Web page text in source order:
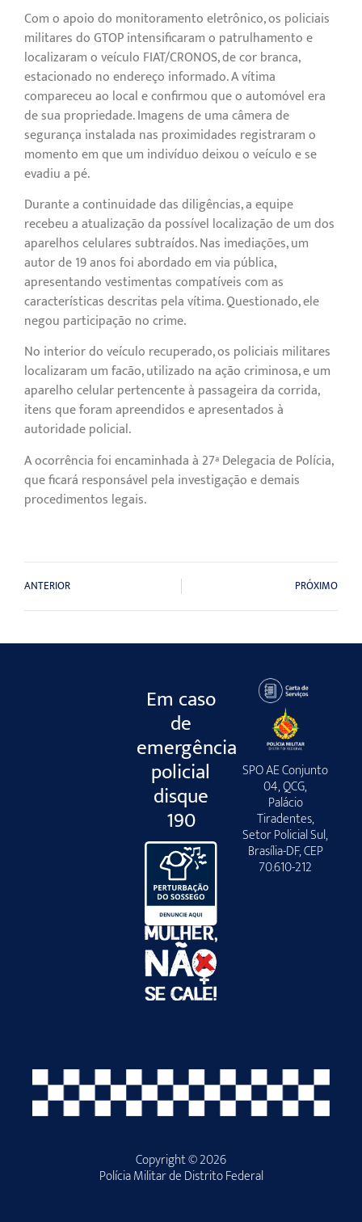
Com o apoio do monitoramento eletrônico, os policiais
militares do GTOP intensificaram o patrulhamento e
localizaram o veículo FIAT/CRONOS, de cor branca,
estacionado no endereço informado. A vítima
compareceu ao local e confirmou que o automóvel era
de sua propriedade. Imagens de uma câmera de
segurança instalada nas proximidades registraram o
momento em que um indivíduo deixou o veículo e se
evadiu a pé.
Durante a continuidade das diligências, a equipe
recebeu a atualização da possível localização de um dos
aparelhos celulares subtraídos. Nas imediações, um
autor de 19 anos foi abordado em via pública,
apresentando vestimentas compatíveis com as
características descritas pela vítima. Questionado, ele
negou participação no crime.
No interior do veículo recuperado, os policiais militares
localizaram um facão, utilizado na ação criminosa, e um
aparelho celular pertencente à passageira da corrida,
itens que foram apreendidos e apresentados à
autoridade policial.
A ocorrência foi encaminhada à 27ª Delegacia de Polícia,
que ficará responsável pela investigação e demais
procedimentos legais.
ANTERIOR PRÓXIMO
Em caso
de
emergência
policial
disque
190
SPO AE Conjunto
04, QCG,
Palácio
Tiradentes,
Setor Policial Sul,
Brasília-DF, CEP
70.610-212
Copyright © 2026
Polícia Militar de Distrito Federal